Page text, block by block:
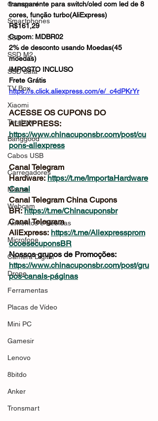
Gamepad
Smartphones
SSD
SSD M2
SSD Sata
TV Box
Xiaomi
Terabyte
Banggood
Cabos USB
Carregadores
Mouse
Webcam
Alimentos e Bebidas
Microfone
Câmera Digital
Drone
Ferramentas
Placas de Vídeo
Mini PC
Gamesir
Lenovo
8bitdo
Anker
Tronsmart
transparente para switch/oled com led de 8
cores, função turbo(AliExpress)
R$161,29
Cupom: MDBR02
2% de desconto usando Moedas(45
moedas)
IMPOSTO INCLUSO
Frete Grátis
https://s.click.aliexpress.com/e/_c4dPKrYr
ACESSE OS CUPONS DO
ALIEXPRESS:
https://www.chinacuponsbr.com/post/cu
pons-aliexpress
Canal Telegram
Hardware: https://t.me/ImportaHardware
Canal
Canal Telegram China Cupons
BR: https://t.me/Chinacuponsbr
Canal Telegram
AliExpress: https://t.me/Aliexpressprom
ocoesecuponsBR
Nossos grupos de Promoções:
https://www.chinacuponsbr.com/post/gru
pos-canais-páginas